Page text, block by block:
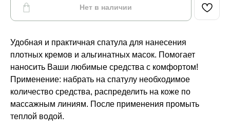
Нет в наличии
Удобная и практичная спатула для нанесения
плотных кремов и альгинатных масок. Помогает
наносить Ваши любимые средства с комфортом!
Применение: набрать на спатулу необходимое
количество средства, распределить на коже по
массажным линиям. После применения промыть
теплой водой.